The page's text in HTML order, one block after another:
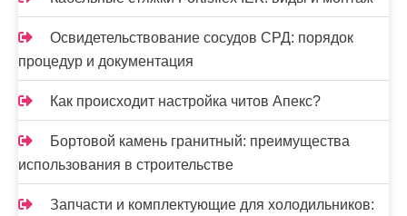
Освидетельствование сосудов СРД: порядок
процедур и документация
Как происходит настройка читов Апекс?
Бортовой камень гранитный: преимущества
использования в строительстве
Запчасти и комплектующие для холодильников: